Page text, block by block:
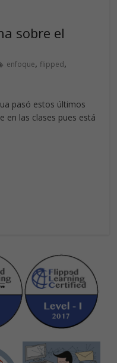
sobre el
enfoque, flipped,
pasó estos últimos
en las clases pues está